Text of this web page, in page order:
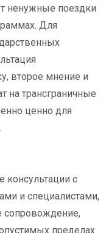
ненужные поездки
Для
второе мнение и
на трансграничные
ценно для
с
и специалистами,
сопровождение,
пределах